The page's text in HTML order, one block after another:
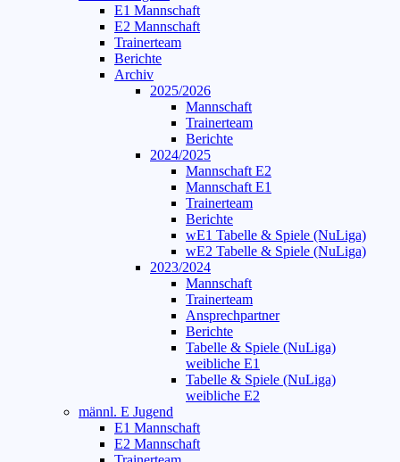
E1 Mannschaft
E2 Mannschaft
Trainerteam
Berichte
Archiv
2025/2026
Mannschaft
Trainerteam
Berichte
2024/2025
Mannschaft E2
Mannschaft E1
Trainerteam
Berichte
wE1 Tabelle & Spiele (NuLiga)
wE2 Tabelle & Spiele (NuLiga)
2023/2024
Mannschaft
Trainerteam
Ansprechpartner
Berichte
Tabelle & Spiele (NuLiga)
weibliche E1
Tabelle & Spiele (NuLiga)
weibliche E2
männl. E Jugend
E1 Mannschaft
E2 Mannschaft